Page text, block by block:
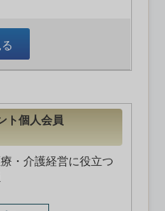
ト個人会員
・介護経営に役立つ